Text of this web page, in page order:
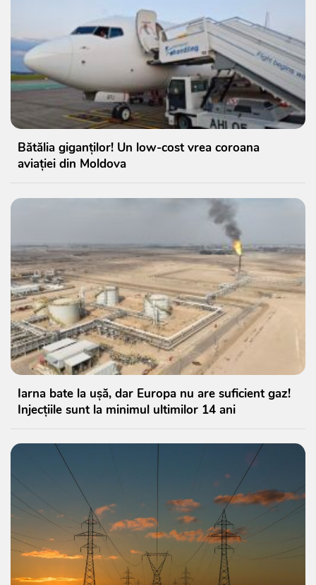
Bătălia giganților! Un low-cost vrea coroana
aviației din Moldova
Iarna bate la ușă, dar Europa nu are suficient gaz!
Injecțiile sunt la minimul ultimilor 14 ani